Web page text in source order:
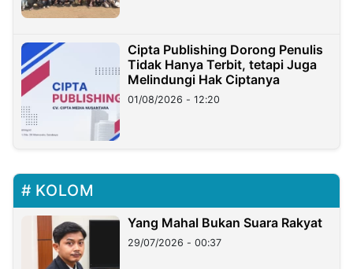
Cipta Publishing Dorong Penulis
Tidak Hanya Terbit, tetapi Juga
Melindungi Hak Ciptanya
01/08/2026 - 12:20
KOLOM
Yang Mahal Bukan Suara Rakyat
29/07/2026 - 00:37